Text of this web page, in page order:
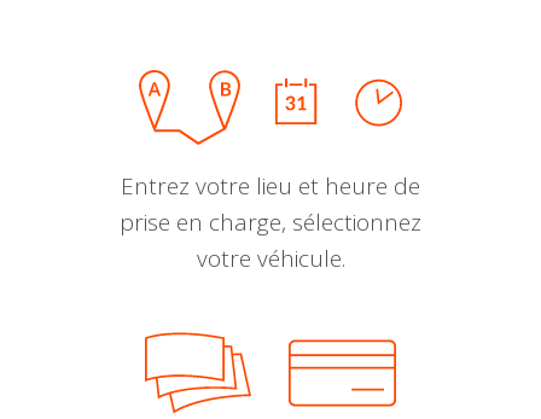
Entrez votre lieu et heure de
prise en charge, sélectionnez
votre véhicule.